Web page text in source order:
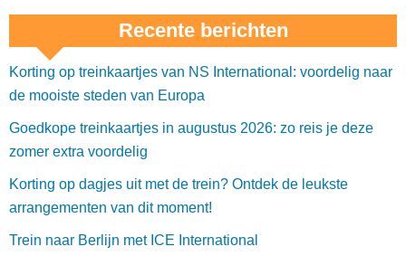
Recente berichten
Korting op treinkaartjes van NS International: voordelig naar
de mooiste steden van Europa
Goedkope treinkaartjes in augustus 2026: zo reis je deze
zomer extra voordelig
Korting op dagjes uit met de trein? Ontdek de leukste
arrangementen van dit moment!
Trein naar Berlijn met ICE International